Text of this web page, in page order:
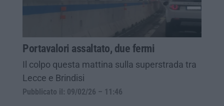
Portavalori assaltato, due fermi
Il colpo questa mattina sulla superstrada tra
Lecce e Brindisi
Pubblicato il: 09/02/26 – 11:46